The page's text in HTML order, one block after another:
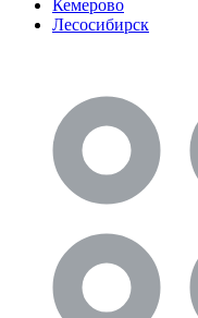
Кемерово
Лесосибирск